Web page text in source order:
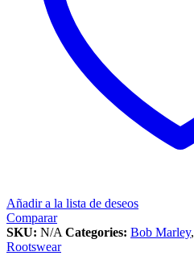
Añadir a la lista de deseos
Comparar
SKU: N/A Categories: Bob Marley,
Rootswear